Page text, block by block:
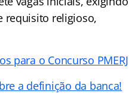
requisito religioso,
para o Concurso PMERJ
a definição da banca!